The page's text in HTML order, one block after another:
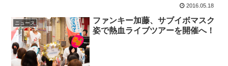
2016.05.18
ニュース
ファンキー加藤、サブイボマスク
姿で熱血ライブツアーを開催へ！